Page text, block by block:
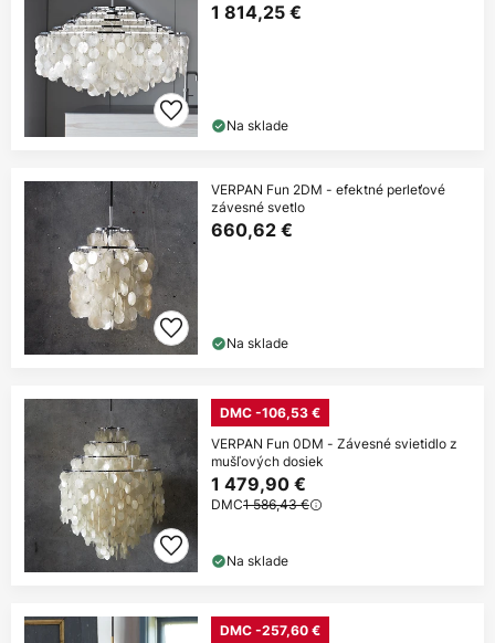
1 814,25 €
Na sklade
VERPAN Fun 2DM - efektné perleťové
závesné svetlo
660,62 €
Na sklade
DMC -106,53 €
VERPAN Fun 0DM - Závesné svietidlo z
mušľových dosiek
1 479,90 €
DMC1 586,43 €
Na sklade
DMC -257,60 €